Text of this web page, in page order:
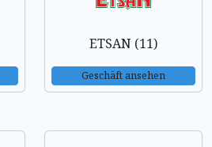
ETSAN (11)
Geschäft ansehen